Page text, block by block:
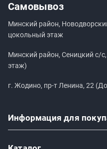
Самовывоз
Минский район,
цокольный этаж
Минский район, Сеницкий с/
этаж)
г. Жодино, пр-т Ленина, 22
Информация для